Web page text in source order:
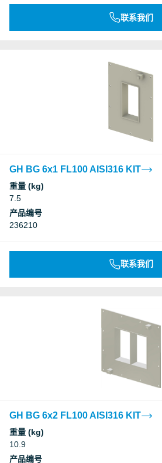
联系我们
GH BG 6x1 FL100 AISI316 KIT
重量 (kg)
7.5
产品编号
236210
联系我们
GH BG 6x2 FL100 AISI316 KIT
重量 (kg)
10.9
产品编号